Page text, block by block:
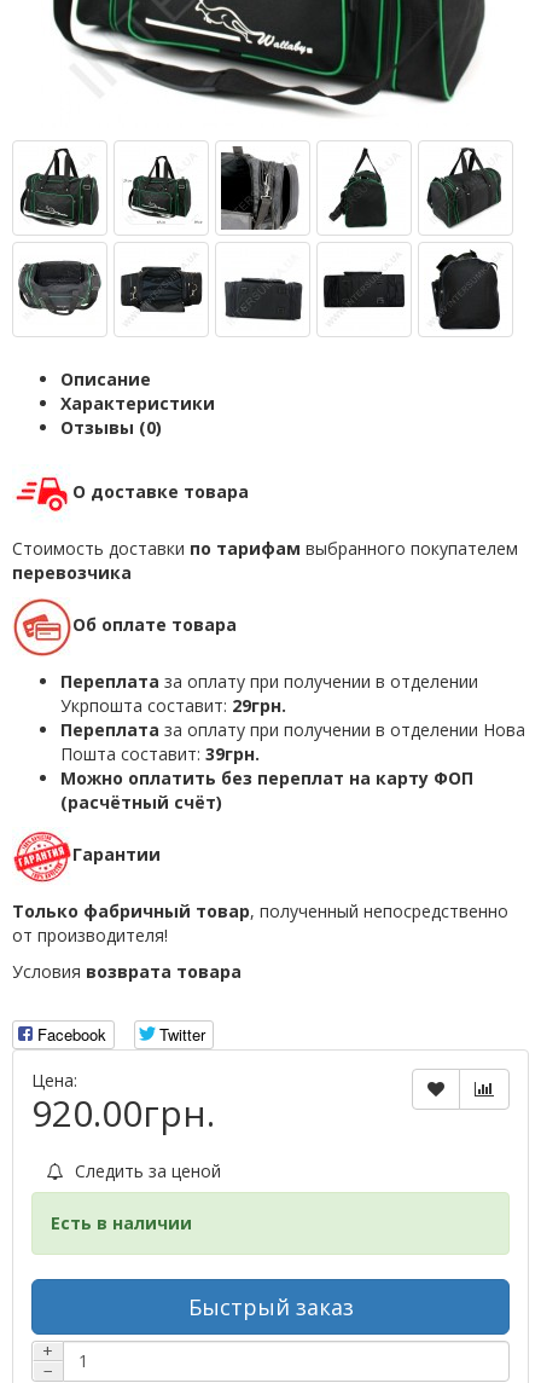
Описание
Характеристики
Отзывы (0)
О доставке товара
Стоимость доставки по тарифам выбранного покупателем
перевозчика
Об оплате товара
Переплата за оплату при получении в отделении
Укрпошта составит: 29грн.
Переплата за оплату при получении в отделении Нова
Пошта составит: 39грн.
Можно оплатить без переплат на карту ФОП
(расчётный счёт)
Гарантии
Только фабричный товар, полученный непосредственно
от производителя!
Условия возврата товара
Facebook
Twitter
Цена:
920.00грн.
Следить за ценой
Есть в наличии
Быстрый заказ
+
−